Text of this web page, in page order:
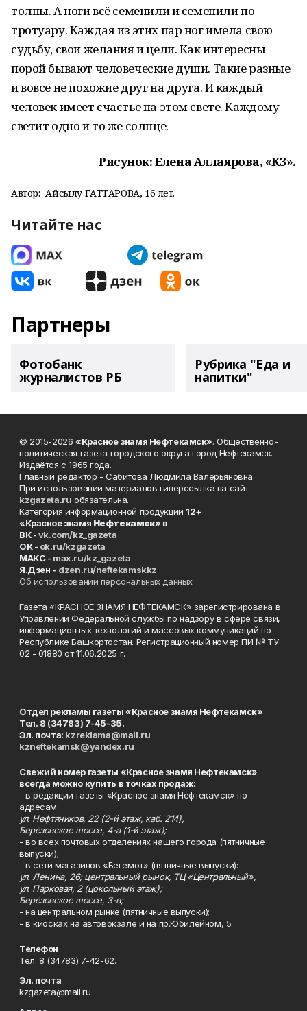
толпы. А ноги всё семенили и семенили по
тротуару. Каждая из этих пар ног имела свою
судьбу, свои желания и цели. Как интересны
порой бывают человеческие души. Такие разные
и вовсе не похожие друг на друга. И каждый
человек имеет счастье на этом свете. Каждому
светит одно и то же солнце.
Рисунок: Елена Аллаярова, «КЗ».
Автор: Айсылу ГАТТАРОВА, 16 лет.
Читайте нас
Партнеры
Фотобанк
журналистов РБ
Рубрика "Еда и
напитки"
© 2015-2026 «Красное знамя Нефтекамск». Общественно-
политическая газета городского округа город Нефтекамск.
Издаётся с 1965 года.
Главный редактор - Сабитова Людмила Валерьяновна.
При использовании материалов гиперссылка на сайт
kzgazeta.ru обязательна.
Категория информационной продукции 12+
«Красное знамя Нефтекамск» в
ВК -vk.com/kz_gazeta
ОК - ok.ru/kzgazeta
MAKC - max.ru/kz_gazeta
Я.Дзен - dzen.ru/neftekamskkz
Об использовании персональных данных
Газета «КРАСНОЕ ЗНАМЯ НЕФТЕКАМСК» зарегистрирована в
Управлении Федеральной службы по надзору в сфере связи,
информационных технологий и массовых коммуникаций по
Республике Башкортостан. Регистрационный номер ПИ № ТУ
02 - 01880 от 11.06.2025 г.
Отдел рекламы газеты «Красное знамя Нефтекамск»
Тел. 8 (34783) 7-45-35.
Эл. почта: kzreklama@mail.ru
kzneftekamsk@yandex.ru
Свежий номер газеты «Красное знамя Нефтекамск»
всегда можно купить в точках продаж:
- в редакции газеты «Красное знамя Нефтекамск» по
адресам:
ул. Нефтяников, 22 (2-й этаж, каб. 214),
Берёзовское шоссе, 4-а (1-й этаж);
- во всех почтовых отделениях нашего города (пятничные
выпуски);
- в сети магазинов «Бегемот» (пятничные выпуски):
ул. Ленина, 26; центральный рынок, ТЦ «Центральный»,
ул. Парковая, 2 (цокольный этаж);
Берёзовское шоссе, 3-в;
- на центральном рынке (пятничные выпуски);
- в киосках на автовокзале и на пр.Юбилейном, 5.
Телефон
Тел. 8 (34783) 7-42-62.
Эл. почта
kzgazeta@mail.ru